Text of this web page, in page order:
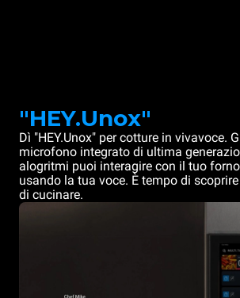
"HEY.Unox"
Dì "HEY.Unox" per cotture in vivavoce.
microfono integrato di ultima
alogritmi puoi interagire con il tuo
usando la tua voce. È tempo di
di cucinare.